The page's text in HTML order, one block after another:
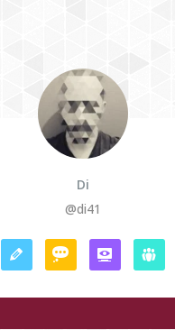
Di
@di41